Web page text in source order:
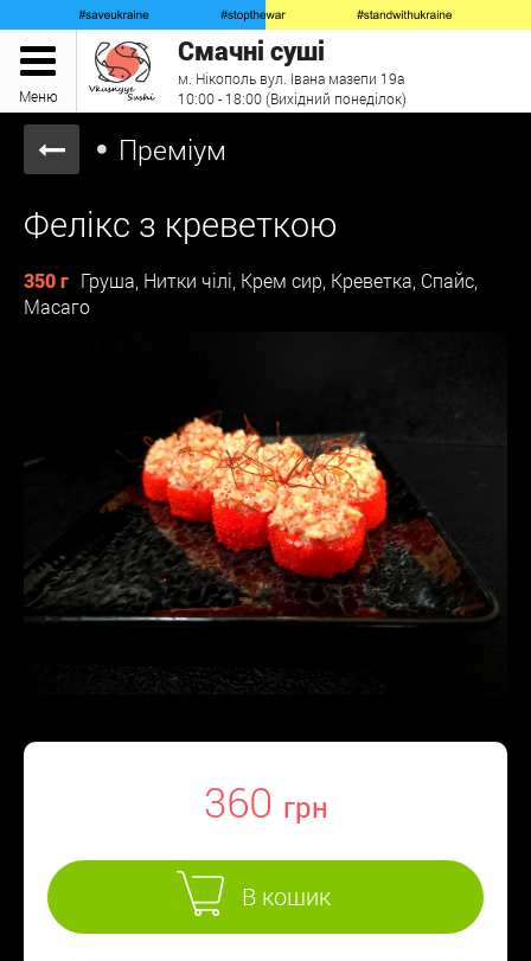
Меню
Смачні суші
м. Нікополь вул. Івана мазепи 19а
10:00 - 18:00 (Вихідний понеділок)
Преміум
Фелікс з креветкою
350 г Груша, Нитки чілі, Крем сир, Креветка, Спайс,
Масаго
360
В кошик